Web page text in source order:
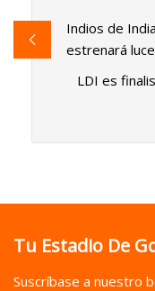
Indios de
estrenará
LDI es
Tu Estadio De
Suscríbase a nuestro